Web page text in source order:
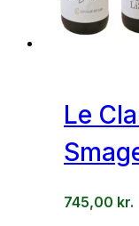
Le
745,00 kr.